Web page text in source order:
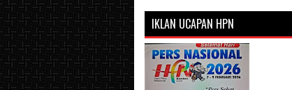
IKLAN UCAPAN HPN